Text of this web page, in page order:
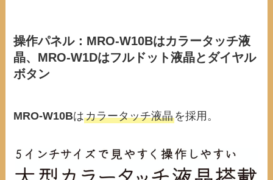
操作パネル：MRO-W10Bはカラータッチ液
晶、MRO-W1Dはフルドット液晶とダイヤル
ボタン
MRO-W10Bはカラータッチ液晶を採用。